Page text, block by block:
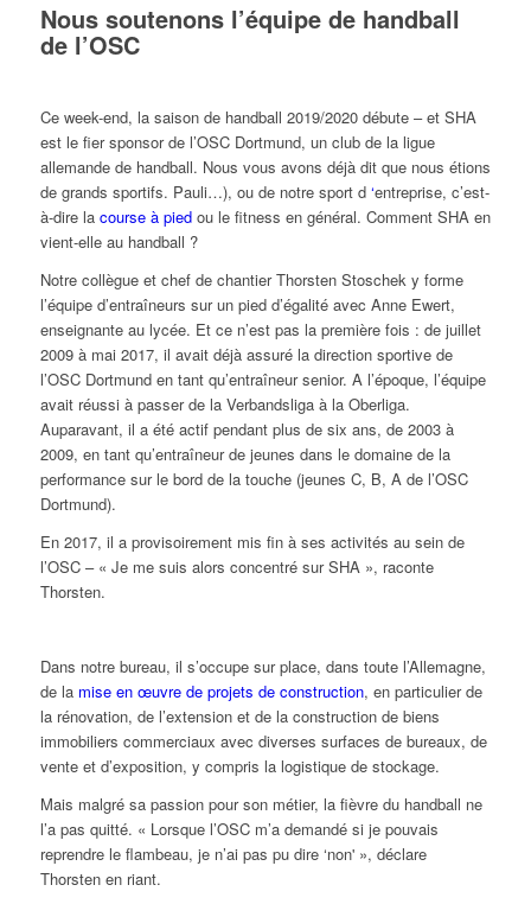
Nous soutenons l’équipe de handball
de l’OSC
Ce week-end, la saison de handball 2019/2020 débute – et SHA
est le fier sponsor de l’OSC Dortmund, un club de la ligue
allemande de handball. Nous vous avons déjà dit que nous étions
de grands sportifs. Pauli…), ou de notre sport d ‘entreprise, c’est-
à-dire la course à piedou le fitness en général. Comment SHA en
vient-elle au handball ?
Notre collègue et chef de chantier Thorsten Stoschek y forme
l’équipe d’entraîneurs sur un pied d’égalité avec Anne Ewert,
enseignante au lycée. Et ce n’est pas la première fois : de juillet
2009 à mai 2017, il avait déjà assuré la direction sportive de
l’OSC Dortmund en tant qu’entraîneur senior. A l’époque, l’équipe
avait réussi à passer de la Verbandsliga à la Oberliga.
Auparavant, il a été actif pendant plus de six ans, de 2003 à
2009, en tant qu’entraîneur de jeunes dans le domaine de la
performance sur le bord de la touche (jeunes C, B, A de l’OSC
Dortmund).
En 2017, il a provisoirement mis fin à ses activités au sein de
l’OSC – « Je me suis alors concentré sur SHA », raconte
Thorsten.
Dans notre bureau, il s’occupe sur place, dans toute l’Allemagne,
de la mise en œuvre de projets de construction, en particulier de
la rénovation, de l’extension et de la construction de biens
immobiliers commerciaux avec diverses surfaces de bureaux, de
vente et d’exposition, y compris la logistique de stockage.
Mais malgré sa passion pour son métier, la fièvre du handball ne
l’a pas quitté. « Lorsque l’OSC m’a demandé si je pouvais
reprendre le flambeau, je n’ai pas pu dire ‘non' », déclare
Thorsten en riant.